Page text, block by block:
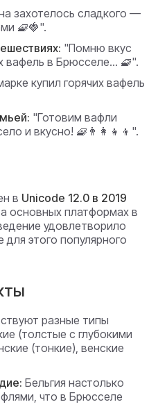
захотелось сладкого —
🧇🍓".
"Помню вкус
вафель в Брюсселе... 🧇".
купил горячих вафель
"Готовим вафли
и вкусно! 🧇👨‍👩‍👧‍👦".
в Unicode 12.0 в 2019
основных платформах в
удовлетворило
этого популярного
разные типы
(толстые с глубокими
(тонкие), венские
Бельгия настолько
что в Брюсселе